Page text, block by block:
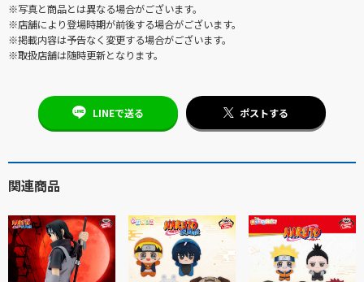
※写真と商品とは異なる場合がございます。
※店舗により登場時期が前後する場合がございます。
※掲載内容は予告なく変更する場合がございます。
※取扱店舗は随時更新となります。
LINEで送る ポストする
関連商品